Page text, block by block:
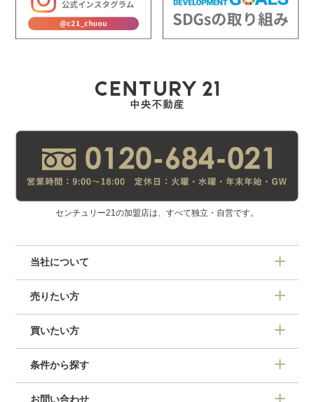
センチュリー21の加盟店は、すべて独立・自営です。
当社について
売りたい方
買いたい方
条件から探す
お問い合わせ